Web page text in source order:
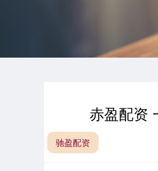
赤盈配资
驰盈配资